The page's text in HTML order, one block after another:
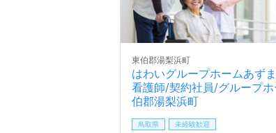
はわいグループホームあず
看護師/契約社員/グループ
伯郡湯梨浜町
東伯郡湯梨浜町
鳥取県 未経験歓迎